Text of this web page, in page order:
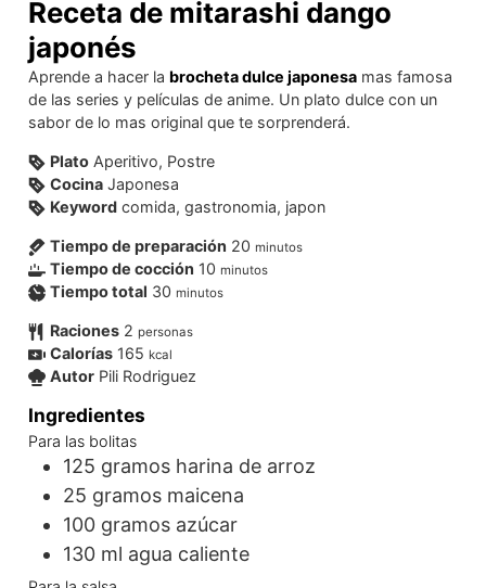
Receta de mitarashi dango
japonés
Aprende a hacer la brocheta dulce japonesa mas famosa
de las series y películas de anime. Un plato dulce con un
sabor de lo mas original que te sorprenderá.
Plato Aperitivo, Postre
Cocina Japonesa
Keyword comida, gastronomia, japon
Tiempo de preparación 20 minutos
Tiempo de cocción 10 minutos
Tiempo total 30 minutos
Raciones 2 personas
Calorías 165 kcal
Autor Pili Rodriguez
Ingredientes
Para las bolitas
125 gramos harina de arroz
25 gramos maicena
100 gramos azúcar
130 ml agua caliente